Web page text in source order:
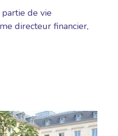
de vie
directeur financier,